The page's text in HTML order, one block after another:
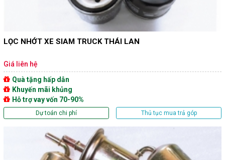
LỌC NHỚT XE SIAM TRUCK THÁI LAN
Giá liên hệ
Quà tặng hấp dẫn
Khuyến mãi khủng
Hỗ trợ vay vốn 70-90%
Dự toán chi phí Thủ tục mua trả góp